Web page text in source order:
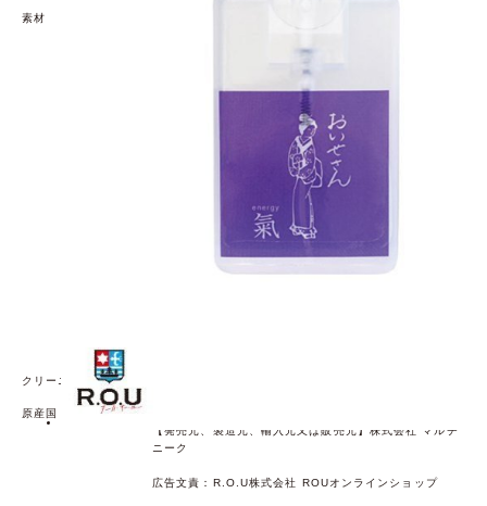
素材
ヨウネズ果実油、ローズマリー油、イランイラン花油、
●化粧品ではありませんので、お肌に直接使用しないで下
●直射日光をさけ、冷暗所に保存してください。
●目に入ったときは水で十分に洗い流してください。
●塩が詰まることがありますので、よく振ってご使用下さ
●天然の精油使用のため香りが薄くなる場合があります。
開封後は早めにご使用下さい。
●スプレーが押されると中身が出てしまいますので、保
管・持ち運びの際は充分ご注意下さい。
クリーニング方法
原産国
【発売元、製造元、輸入元又は販売元】株式会社 マルチ
ニーク
広告文責：R.O.U株式会社 ROUオンラインショップ